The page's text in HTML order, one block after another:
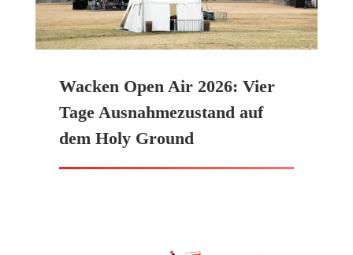
Wacken Open Air 2026: Vier
Tage Ausnahmezustand auf
dem Holy Ground